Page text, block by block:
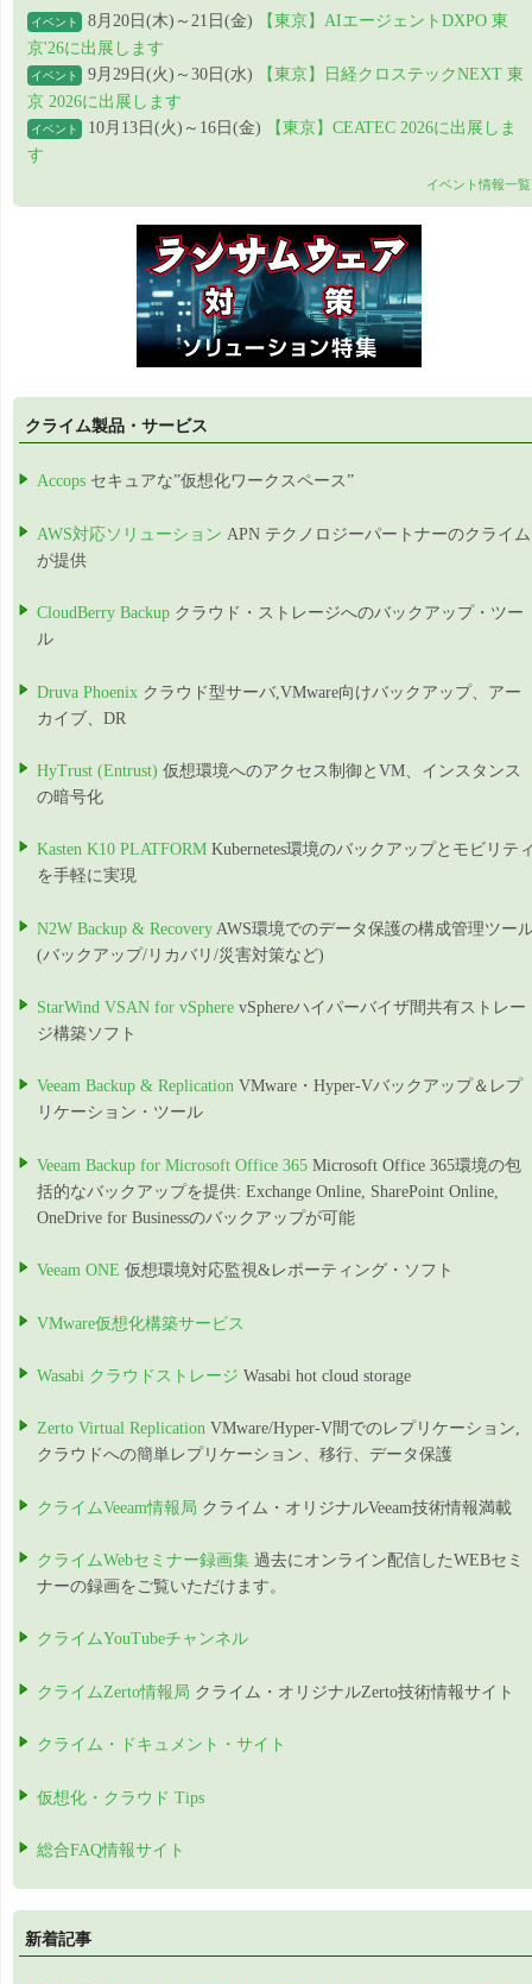
イベント 8月20日(木)～21日(金)
【東京】AIエージェントDXPO 東
京'26に出展します
イベント 9月29日(火)～30日(水)
【東京】日経クロステックNEXT 東
京 2026に出展します
イベント 10月13日(火)～16日(金)
【東京】CEATEC 2026に出展しま
す
イベント情報一覧
クライム製品・サービス
Accops セキュアな”仮想化ワークスペース”
AWS対応ソリューション APN テクノロジーパートナーのクライム
が提供
CloudBerry Backup クラウド・ストレージへのバックアップ・ツー
ル
Druva Phoenix クラウド型サーバ,VMware向けバックアップ、アー
カイブ、DR
HyTrust (Entrust) 仮想環境へのアクセス制御とVM、インスタンス
の暗号化
Kasten K10 PLATFORM Kubernetes環境のバックアップとモビリテ
を手軽に実現
N2W Backup & Recovery AWS環境でのデータ保護の構成管理ツー
(バックアップ/リカバリ/災害対策など)
StarWind VSAN for vSphere vSphereハイパーバイザ間共有ストレー
ジ構築ソフト
Veeam Backup & Replication VMware・Hyper-Vバックアップ＆レプ
リケーション・ツール
Veeam Backup for Microsoft Office 365 Microsoft Office 365環境の包
括的なバックアップを提供: Exchange Online, SharePoint Online,
OneDrive for Businessのバックアップが可能
Veeam ONE 仮想環境対応監視&レポーティング・ソフト
VMware仮想化構築サービス
Wasabi クラウドストレージ Wasabi hot cloud storage
Zerto Virtual Replication VMware/Hyper-V間でのレプリケーション,
クラウドへの簡単レプリケーション、移行、データ保護
クライムVeeam情報局 クライム・オリジナルVeeam技術情報満載
クライムWebセミナー録画集 過去にオンライン配信したWEBセミ
ナーの録画をご覧いただけます。
クライムYouTubeチャンネル
クライムZerto情報局 クライム・オリジナルZerto技術情報サイト
クライム・ドキュメント・サイト
仮想化・クラウド Tips
総合FAQ情報サイト
新着記事